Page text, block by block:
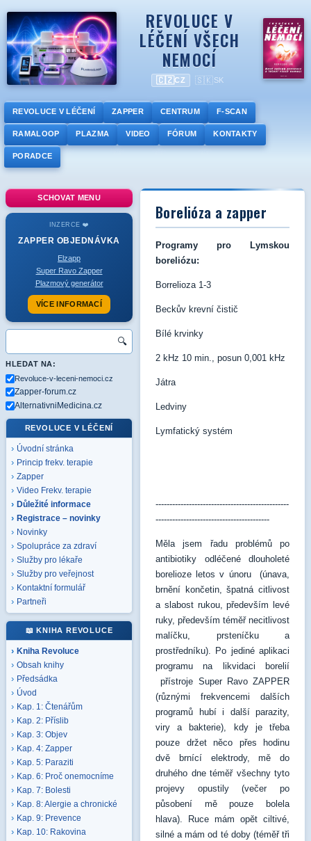
REVOLUCE V
LÉČENÍ VŠECH
NEMOCÍ
🇨🇿CZ 🇸🇰SK
REVOLUCE V LÉČENÍ ZAPPER CENTRUM F-SCAN
RAMALOOP PLAZMA VIDEO FÓRUM KONTAKTY
PORADCE
SCHOVAT MENU
INZERCE ❤️
ZAPPER OBJEDNÁVKA
Elzapp
Super Ravo Zapper
Plazmový generátor
VÍCE INFORMACÍ
🔍
HLEDAT NA:
Revoluce-v-leceni-nemoci.cz
Zapper-forum.cz
AlternativniMedicina.cz
REVOLUCE V LÉČENÍ
Úvodní stránka
Princip frekv. terapie
Zapper
Video Frekv. terapie
Důležité informace
Registrace – novinky
Novinky
Spolupráce za zdraví
Služby pro lékaře
Služby pro veřejnost
Kontaktní formulář
Partneři
📖 KNIHA REVOLUCE
Kniha Revoluce
Obsah knihy
Předsádka
Úvod
Kap. 1: Čtenářům
Kap. 2: Příslib
Kap. 3: Objev
Kap. 4: Zapper
Kap. 5: Paraziti
Kap. 6: Proč onemocníme
Kap. 7: Bolesti
Kap. 8: Alergie a chronické
Kap. 9: Prevence
Kap. 10: Rakovina
Borelióza a zapper
Programy pro Lymskou
boreliózu:
Borrelioza 1-3
Beckův krevní čistič
Bílé krvinky
2 kHz 10 min., posun 0,001 kHz
Játra
Ledviny
Lymfatický systém
------------------------------------------------
-----------------------------------------
Měla jsem řadu problémů po
antibiotiky odléčené dlouholeté
borelioze letos v únoru (únava,
brnění končetin, špatná citlivost
a slabost rukou, především levé
ruky, především téměř necitlivost
malíčku, prsteníčku a
prostředníku). Po jediné aplikaci
programu na likvidaci borelií
přístroje Super Ravo ZAPPER
(různými frekvencemi dalších
programů hubí i další parazity,
viry a bakterie), kdy je třeba
pouze držet něco přes hodinu
dvě brnící elektrody, mě do
druhého dne téměř všechny tyto
projevy opustily (večer po
působení mě pouze bolela
hlava). Ruce mám opět ciltivé,
silné a mám od té doby (téměř tři